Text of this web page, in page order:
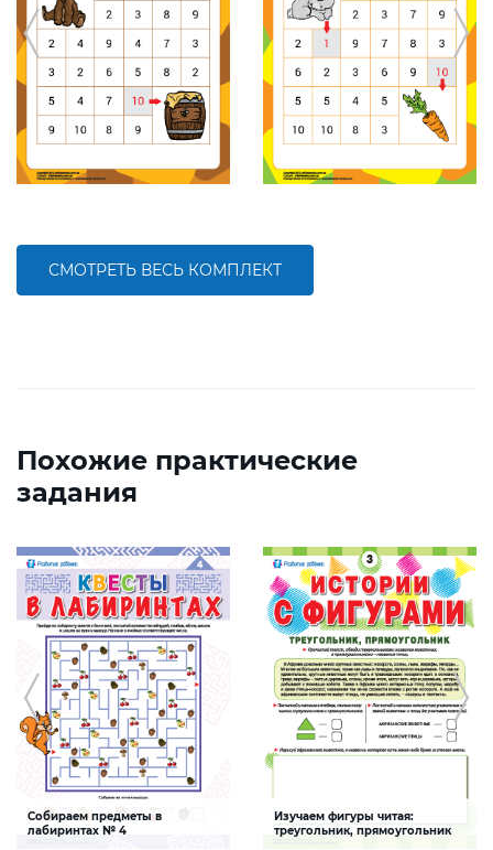
СМОТРЕТЬ ВЕСЬ КОМПЛЕКТ
Похожие практические
задания
Собираем предметы в
лабиринтах № 4
Изучаем фигуры читая:
треугольник, прямоугольник